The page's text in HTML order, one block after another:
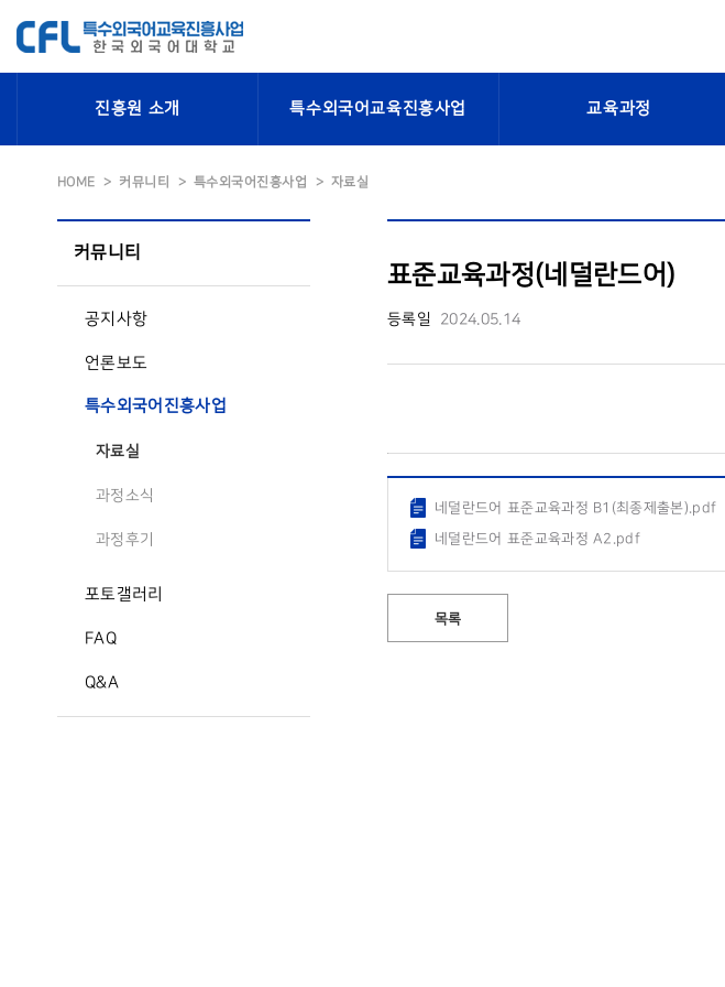
진흥원 소개 특수외국어교육진흥사업 교육과정
HOME 커뮤니티 특수외국어진흥사업 자료실
커뮤니티
공지사항
언론보도
특수외국어진흥사업
자료실
과정소식
과정후기
포토갤러리
FAQ
Q&A
표준교육과정(네덜란드어)
등록일 2024.05.14
네덜란드어 표준교육과정 B1(최종제출본).pdf
네덜란드어 표준교육과정 A2.pdf
목록